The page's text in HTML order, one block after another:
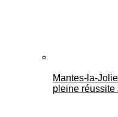
Mantes-la-
pleine réussite